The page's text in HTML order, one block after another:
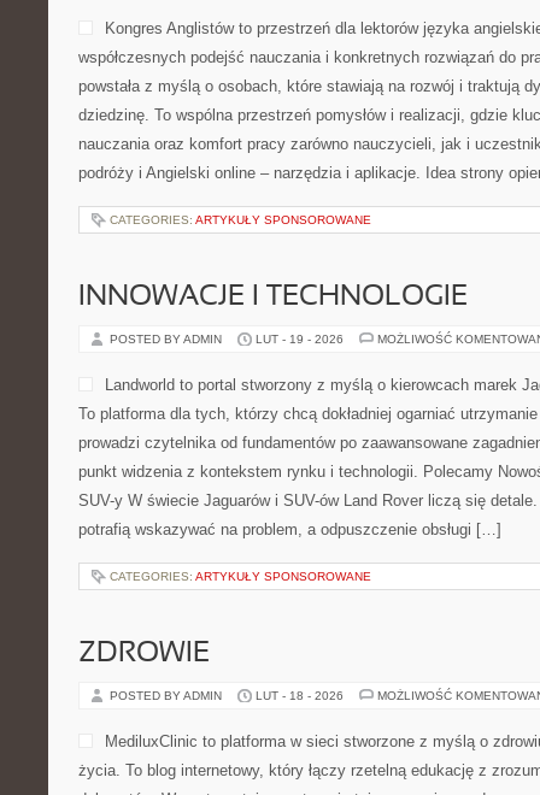
Kongres Anglistów to przestrzeń dla lektorów języka
współczesnych podejść nauczania i konkretnych rozwiązań do
powstała z myślą o osobach, które stawiają na rozwój i traktują
dziedzinę. To wspólna przestrzeń pomysłów i realizacji, gdzie
nauczania oraz komfort pracy zarówno nauczycieli, jak i
podróży i Angielski online – narzędzia i aplikacje. Idea strony
CATEGORIES: ARTYKUŁY SPONSOROWANE
INNOWACJE I TECHNOLOGIE
POSTED BY ADMIN LUT - 19 - 2026 MOŻLIWOŚĆ
Landworld to portal stworzony z myślą o kierowcach marek
To platforma dla tych, którzy chcą dokładniej ogarniać
prowadzi czytelnika od fundamentów po zaawansowane
punkt widzenia z kontekstem rynku i technologii. Polecamy
SUV-y W świecie Jaguarów i SUV-ów Land Rover liczą się
potrafią wskazywać na problem, a odpuszczenie obsługi […]
CATEGORIES: ARTYKUŁY SPONSOROWANE
ZDROWIE
POSTED BY ADMIN LUT - 18 - 2026 MOŻLIWOŚĆ
MediluxClinic to platforma w sieci stworzone z myślą o
życia. To blog internetowy, który łączy rzetelną edukację z